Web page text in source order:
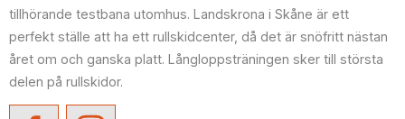
tillhörande testbana utomhus. Landskrona i Skåne är ett
perfekt ställe att ha ett rullskidcenter, då det är snöfritt nästan
året om och ganska platt. Långloppsträningen sker till största
delen på rullskidor.